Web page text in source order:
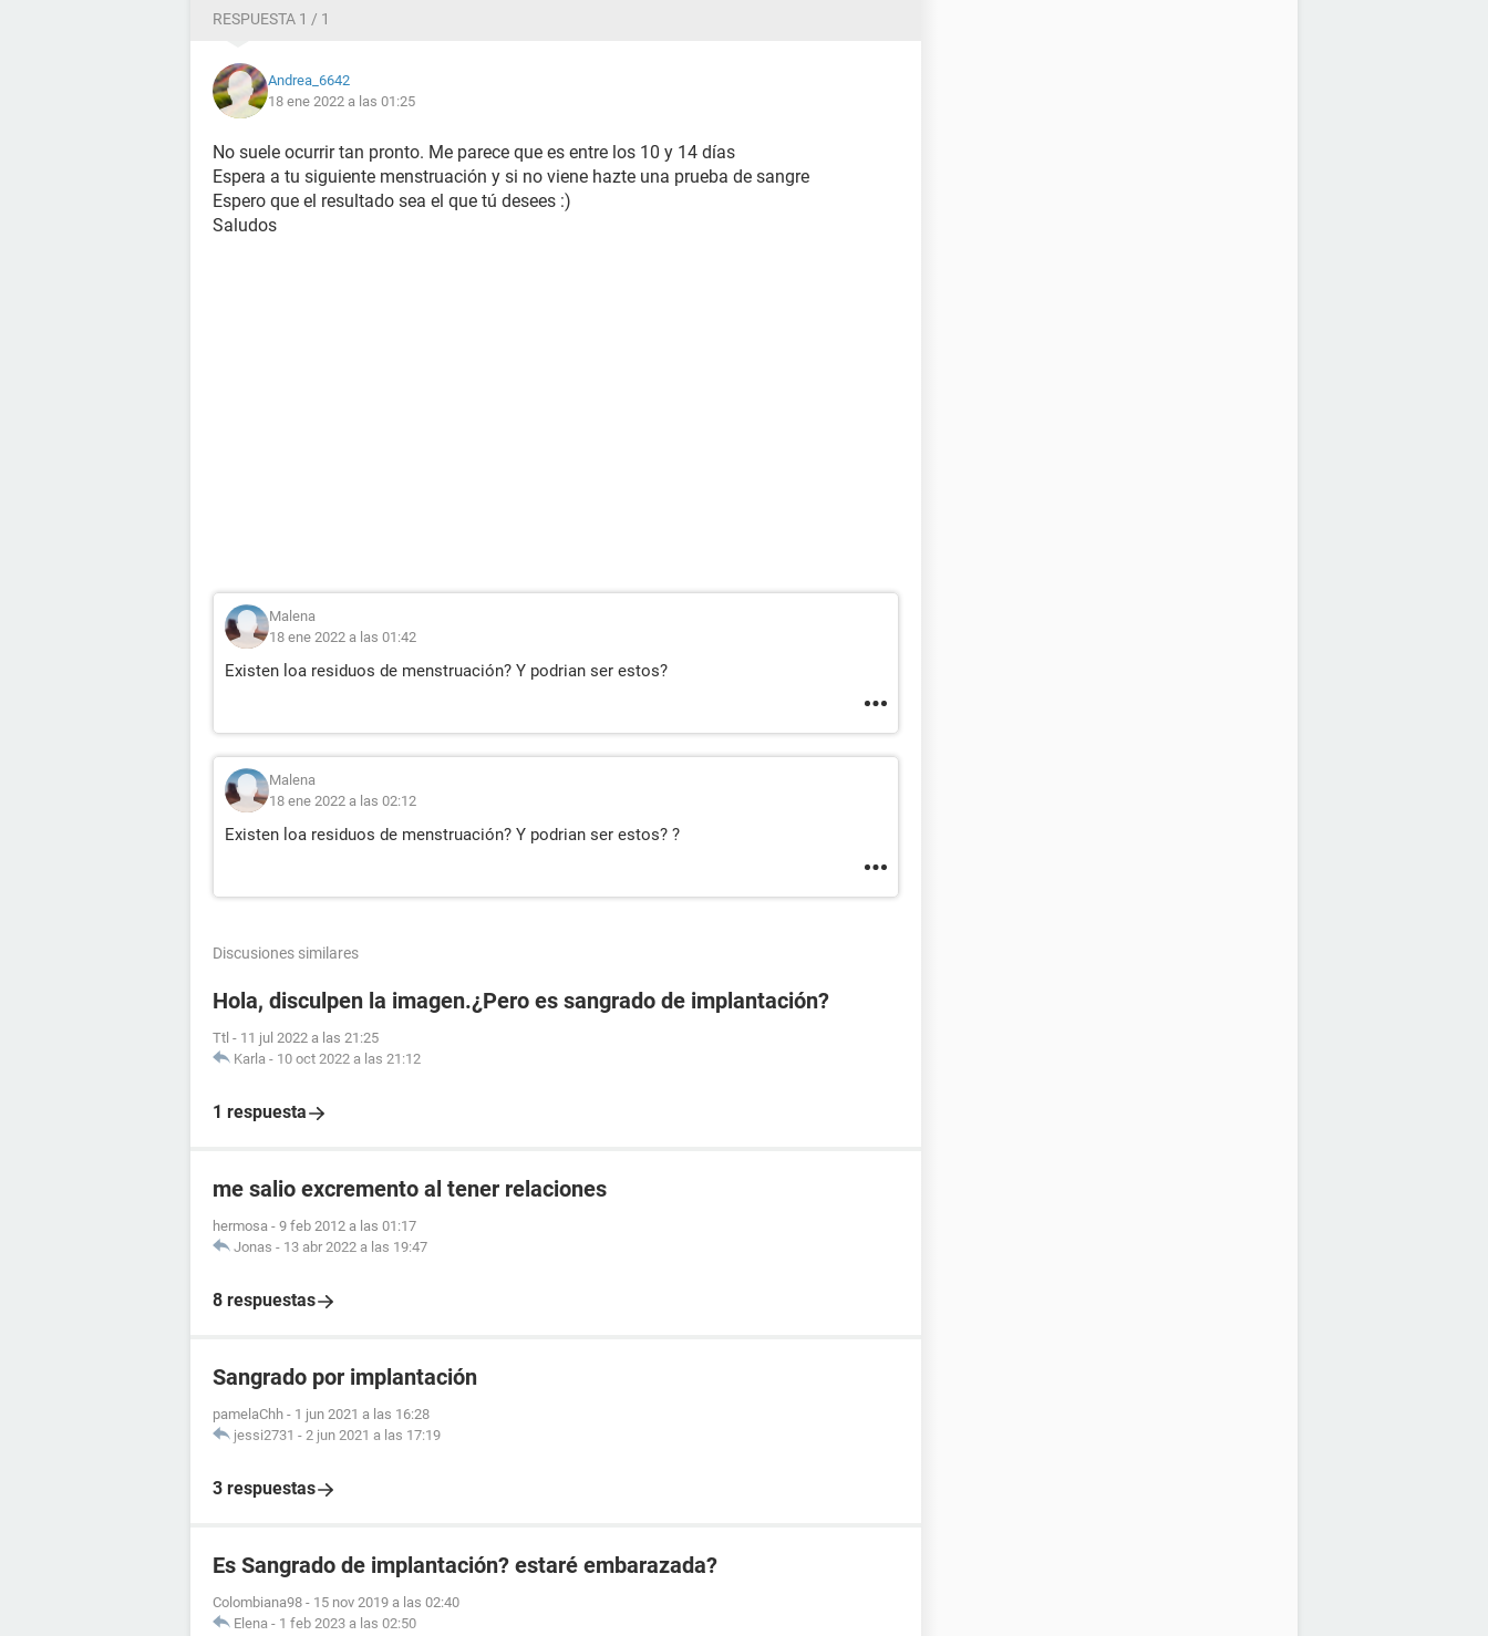
RESPUESTA 1 / 1
Andrea_6642
18 ene 2022 a las 01:25
No suele ocurrir tan pronto. Me parece que es entre los 10 y 14 días
Espera a tu siguiente menstruación y si no viene hazte una prueba de sangre
Espero que el resultado sea el que tú desees :)
Saludos
Malena
18 ene 2022 a las 01:42
Existen loa residuos de menstruación? Y podrian ser estos?
Malena
18 ene 2022 a las 02:12
Existen loa residuos de menstruación? Y podrian ser estos? ?
Discusiones similares
Hola, disculpen la imagen.¿Pero es sangrado de implantación?
Ttl - 11 jul 2022 a las 21:25
Karla - 10 oct 2022 a las 21:12
1 respuesta
me salio excremento al tener relaciones
hermosa - 9 feb 2012 a las 01:17
Jonas - 13 abr 2022 a las 19:47
8 respuestas
Sangrado por implantación
pamelaChh - 1 jun 2021 a las 16:28
jessi2731 - 2 jun 2021 a las 17:19
3 respuestas
Es Sangrado de implantación? estaré embarazada?
Colombiana98 - 15 nov 2019 a las 02:40
Elena - 1 feb 2023 a las 02:50